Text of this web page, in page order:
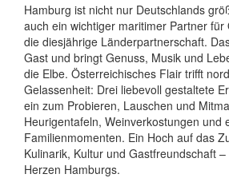
Hamburg ist nicht nur Deutschlands
auch ein wichtiger maritimer Partner für
die diesjährige Länderpartnerschaft.
Gast und bringt Genuss, Musik und
die Elbe. Österreichisches Flair trifft
Gelassenheit: Drei liebevoll gestaltete
ein zum Probieren, Lauschen und
Heurigentafeln, Weinverkostungen und
Familienmomenten. Ein Hoch auf das
Kulinarik, Kultur und Gastfreundschaft
Herzen Hamburgs.